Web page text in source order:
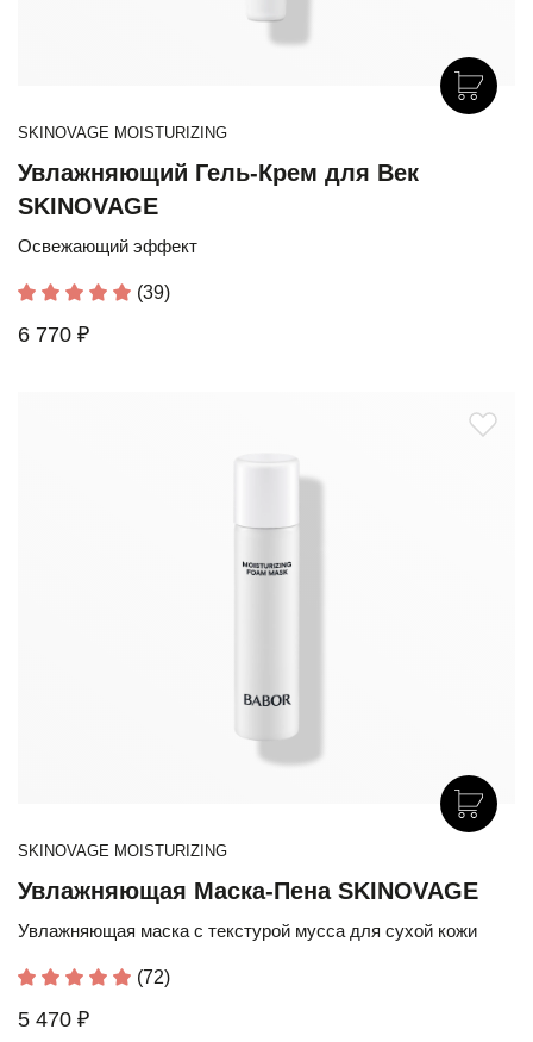
SKINOVAGE MOISTURIZING
Увлажняющий Гель-Крем для Век
SKINOVAGE
Освежающий эффект
(39)
6 770 ₽
SKINOVAGE MOISTURIZING
Увлажняющая Маска-Пена SKINOVAGE
Увлажняющая маска с текстурой мусса для сухой кожи
(72)
5 470 ₽